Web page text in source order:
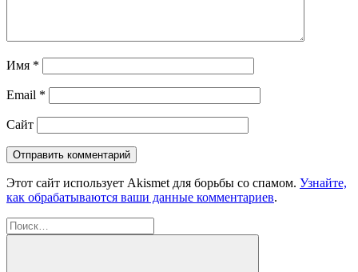
Имя *
Email *
Сайт
Этот сайт использует Akismet для борьбы со спамом. Узнайте,
как обрабатываются ваши данные комментариев.
Найти: